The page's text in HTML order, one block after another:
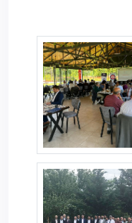
edirneild--2-.jpg